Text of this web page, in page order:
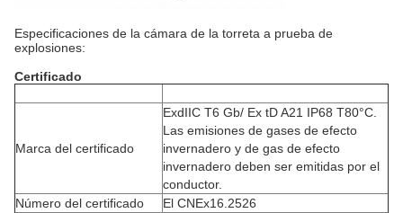
Especificaciones de la cámara de la torreta a prueba de
explosiones:
Certificado
Marca del certificado
ExdIIC T6 Gb/ Ex tD A21 IP68 T80°C.
Las emisiones de gases de efecto
invernadero y de gas de efecto
invernadero deben ser emitidas por el
conductor.
Número del certificado
El CNEx16.2526